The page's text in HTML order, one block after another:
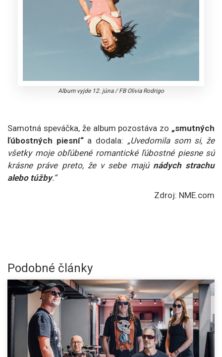
Album vyjde 12. júna/FB Olivia Rodrigo
Samotná speváčka, že album pozostáva zo „smutných
ľúbostných piesní“a dodala: „Uvedomila som si, že
všetky moje obľúbené romantické ľúbostné piesne sú
krásne práve preto, že v sebe majúnádych strachu
alebo túžby.“
Zdroj: NME.com
Podobné články